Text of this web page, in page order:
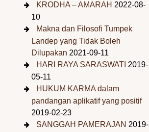
KRODHA – AMARAH 2022-08-
10
Makna dan Filosofi Tumpek
Landep yang Tidak Boleh
Dilupakan 2021-09-11
HARI RAYA SARASWATI 2019-
05-11
HUKUM KARMA dalam
pandangan aplikatif yang positif
2019-02-23
SANGGAH PAMERAJAN 2019-